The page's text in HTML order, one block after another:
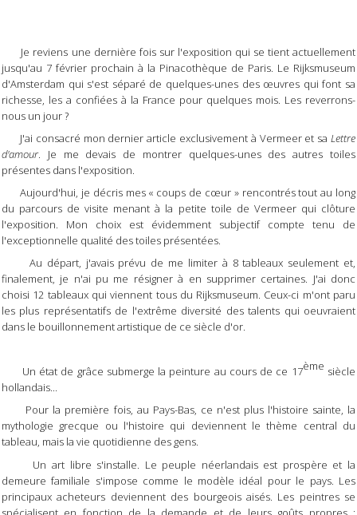
Je reviens une dernière fois sur l'exposition qui se tient actuellement
jusqu'au 7 février prochain à la Pinacothèque de Paris. Le Rijksmuseum
d'Amsterdam qui s'est séparé de quelques-unes des œuvres qui font sa
richesse, les a confiées à la France pour quelques mois. Les reverrons-
nous un jour ?
J'ai consacré mon dernier article exclusivement à Vermeer et sa Lettre
d'amour. Je me devais de montrer quelques-unes des autres toiles
présentes dans l'exposition.
Aujourd'hui, je décris mes « coups de cœur » rencontrés tout au long
du parcours de visite menant à la petite toile de Vermeer qui clôture
l'exposition. Mon choix est évidemment subjectif compte tenu de
l'exceptionnelle qualité des toiles présentées.
Au départ, j'avais prévu de me limiter à 8 tableaux seulement et,
finalement, je n'ai pu me résigner à en supprimer certaines. J'ai donc
choisi 12 tableaux qui viennent tous du Rijksmuseum. Ceux-ci m'ont paru
les plus représentatifs de l'extrême diversité des talents qui oeuvraient
dans le bouillonnement artistique de ce siècle d'or.
Un état de grâce submerge la peinture au cours de ce 17ème siècle
hollandais...
Pour la première fois, au Pays-Bas, ce n'est plus l'histoire sainte, la
mythologie grecque ou l'histoire qui deviennent le thème central du
tableau, mais la vie quotidienne des gens.
Un art libre s'installe. Le peuple néerlandais est prospère et la
demeure familiale s'impose comme le modèle idéal pour le pays. Les
principaux acheteurs deviennent des bourgeois aisés. Les peintres se